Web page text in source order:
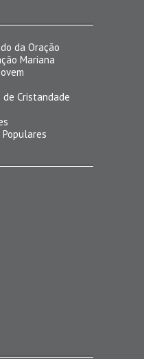
da Oração
Mariana
Cristandade